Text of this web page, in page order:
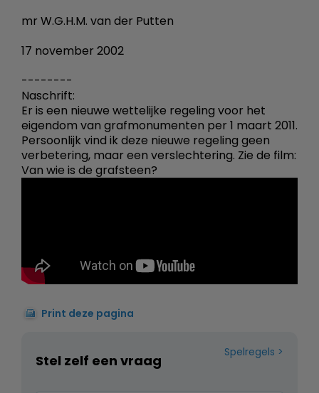
mr W.G.H.M. van der Putten
17 november 2002
--------
Naschrift:
Er is een nieuwe wettelijke regeling voor het
eigendom van grafmonumenten per 1 maart 2011.
Persoonlijk vind ik deze nieuwe regeling geen
verbetering, maar een verslechtering. Zie de film:
Van wie is de grafsteen?
Print deze pagina
Spelregels
Stel zelf een vraag